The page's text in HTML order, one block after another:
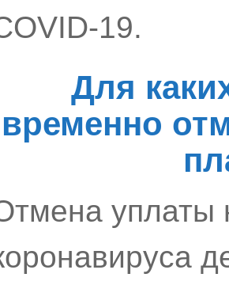
19.
Для
временно
уплаты